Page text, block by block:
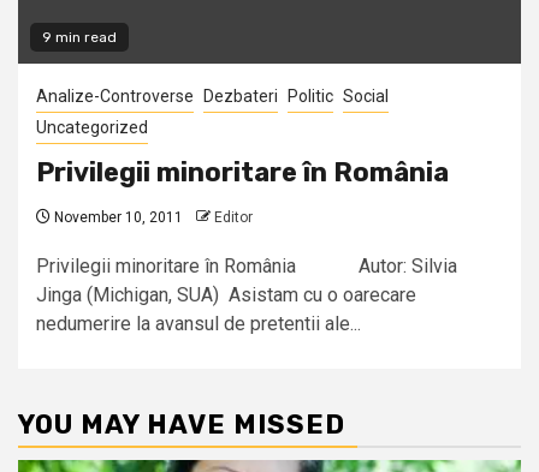
9 min read
Analize-Controverse Dezbateri Politic Social
Uncategorized
Privilegii minoritare în România
November 10, 2011 Editor
Privilegii minoritare în România Autor: Silvia
Jinga (Michigan, SUA) Asistam cu o oarecare
nedumerire la avansul de pretentii ale...
YOU MAY HAVE MISSED